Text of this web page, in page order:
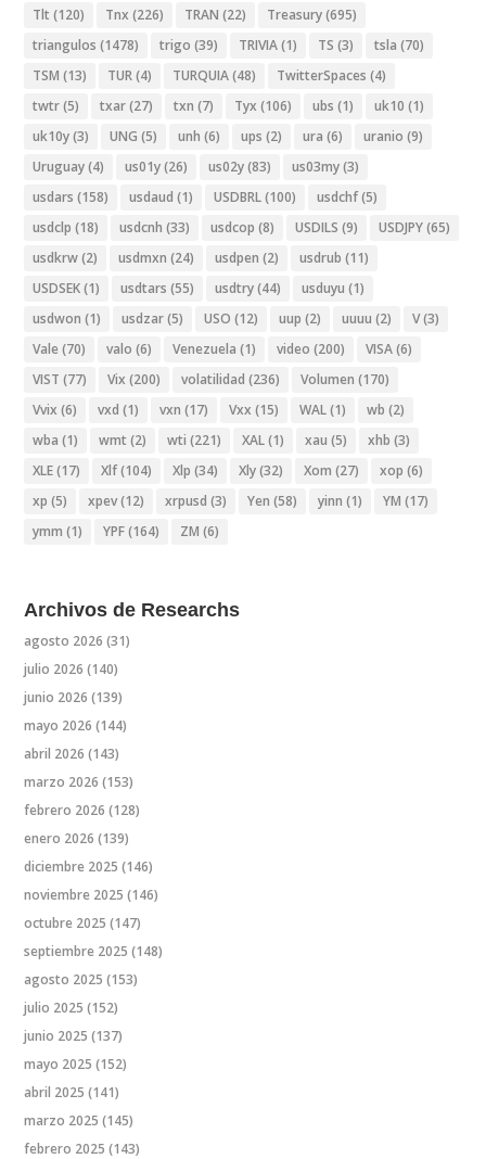
Tlt (120) Tnx (226) TRAN (22) Treasury(695)
triangulos (1478) trigo (39) TRIVIA(1) TS (3) tsla (70)
TSM (13) TUR(4) TURQUIA(48) TwitterSpaces (4)
twtr(5) txar(27) txn (7) Tyx (106) ubs (1) uk10 (1)
uk10y(3) UNG (5) unh (6) ups (2) ura (6) uranio (9)
Uruguay(4) us01y(26) us02y(83) us03my(3)
usdars (158) usdaud (1) USDBRL(100) usdchf(5)
usdclp (18) usdcnh (33) usdcop (8) USDILS (9) USDJPY(65)
usdkrw(2) usdmxn (24) usdpen (2) usdrub (11)
USDSEK(1) usdtars (55) usdtry(44) usduyu (1)
usdwon (1) usdzar(5) USO (12) uup (2) uuuu (2) V(3)
Vale (70) valo (6) Venezuela (1) video (200) VISA(6)
VIST (77) Vix (200) volatilidad (236) Volumen (170)
Vvix (6) vxd (1) vxn (17) Vxx (15) WAL(1) wb (2)
wba (1) wmt (2) wti (221) XAL(1) xau (5) xhb (3)
XLE(17) Xlf(104) Xlp (34) Xly(32) Xom (27) xop (6)
xp (5) xpev(12) xrpusd (3) Yen (58) yinn (1) YM (17)
ymm (1) YPF(164) ZM (6)
Archivos de Researchs
agosto 2026 (31)
julio 2026 (140)
junio 2026 (139)
mayo 2026 (144)
abril 2026 (143)
marzo 2026 (153)
febrero 2026 (128)
enero 2026 (139)
diciembre 2025 (146)
noviembre 2025 (146)
octubre 2025 (147)
septiembre 2025 (148)
agosto 2025 (153)
julio 2025 (152)
junio 2025 (137)
mayo 2025 (152)
abril 2025 (141)
marzo 2025 (145)
febrero 2025 (143)